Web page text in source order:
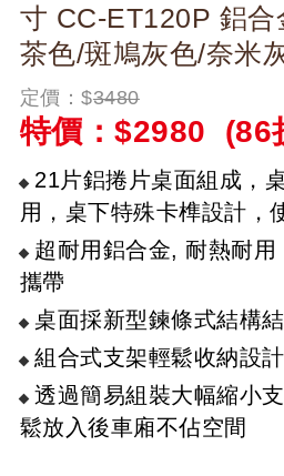
寸 CC-ET120P 鋁合
茶色/斑鳩灰色/奈米
定價：$3480
特價：$2980 (86
21片鋁捲片桌面組成，
用，桌下特殊卡榫設計，
超耐用鋁合金, 耐熱耐用
攜帶
桌面採新型鍊條式結構
組合式支架輕鬆收納設計
透過簡易組裝大幅縮小
鬆放入後車廂不佔空間